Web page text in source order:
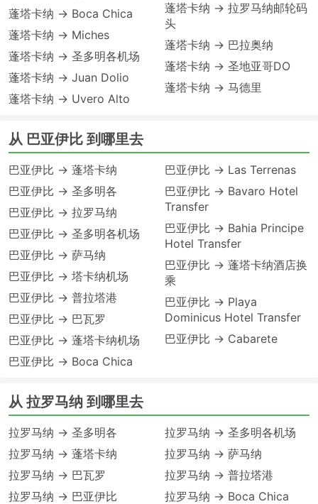
蓬塔卡纳 → Boca Chica
蓬塔卡纳 → Miches
蓬塔卡纳 → 圣多明各机场
蓬塔卡纳 → Juan Dolio
蓬塔卡纳 → Uvero Alto
蓬塔卡纳 → 拉罗马纳邮轮码
头
蓬塔卡纳 → 巴拉奥纳
蓬塔卡纳 → 圣地亚哥DO
蓬塔卡纳 → 马德里
从 巴亚伊比 到哪里去
巴亚伊比 → 蓬塔卡纳
巴亚伊比 → 圣多明各
巴亚伊比 → 拉罗马纳
巴亚伊比 → 圣多明各机场
巴亚伊比 → 萨马纳
巴亚伊比 → 塔卡纳机场
巴亚伊比 → 普拉塔港
巴亚伊比 → 巴瓦罗
巴亚伊比 → 蓬塔卡纳机场
巴亚伊比 → Boca Chica
巴亚伊比 → Las Terrenas
巴亚伊比 → Bavaro Hotel
Transfer
巴亚伊比 → Bahia Principe
Hotel Transfer
巴亚伊比 → 蓬塔卡纳酒店换
乘
巴亚伊比 → Playa
Dominicus Hotel Transfer
巴亚伊比 → Cabarete
从 拉罗马纳 到哪里去
拉罗马纳 → 圣多明各
拉罗马纳 → 蓬塔卡纳
拉罗马纳 → 巴瓦罗
拉罗马纳 → 巴亚伊比
拉罗马纳 → 圣多明各机场
拉罗马纳 → 萨马纳
拉罗马纳 → 普拉塔港
拉罗马纳 → Boca Chica